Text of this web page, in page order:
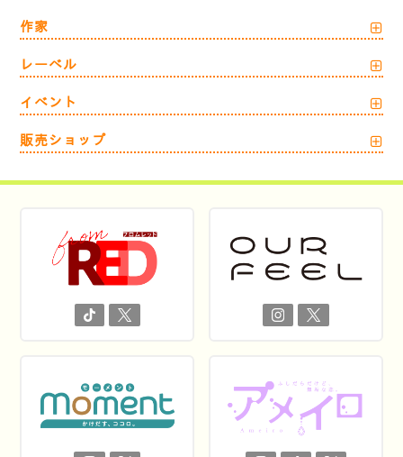
作家
レーベル
イベント
販売ショップ